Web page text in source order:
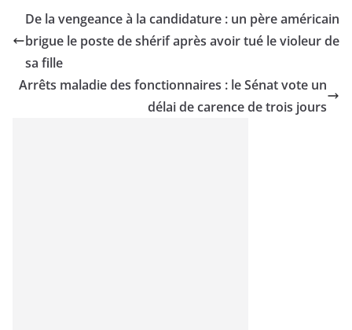
De la vengeance à la candidature : un père américain
brigue le poste de shérif après avoir tué le violeur de
sa fille
Arrêts maladie des fonctionnaires : le Sénat vote un
délai de carence de trois jours